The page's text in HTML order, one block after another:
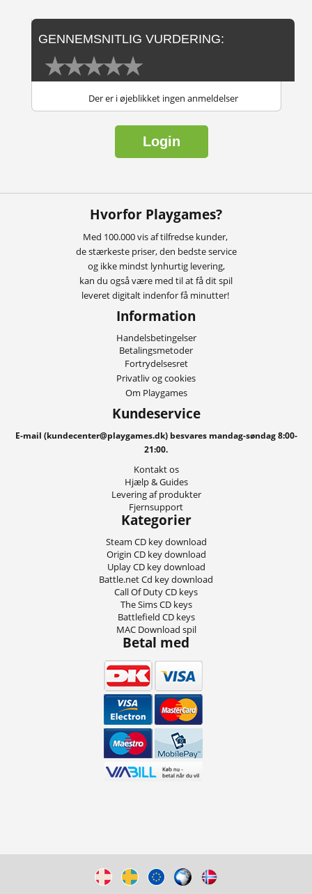
GENNEMSNITLIG VURDERING:
Der er i øjeblikket ingen anmeldelser
Login
Hvorfor Playgames?
Med 100.000 vis af tilfredse kunder,
de stærkeste priser, den bedste service
og ikke mindst lynhurtig levering,
kan du også være med til at få dit spil
leveret digitalt indenfor få minutter!
Information
Handelsbetingelser
Betalingsmetoder
Fortrydelsesret
Privatliv og cookies
Om Playgames
Kundeservice
E-mail (kundecenter@playgames.dk) besvares mandag-søndag 8:00-
21:00.
Kontakt os
Hjælp & Guides
Levering af produkter
Fjernsupport
Kategorier
Steam CD key download
Origin CD key download
Uplay CD key download
Battle.net Cd key download
Call Of Duty CD keys
The Sims CD keys
Battlefield CD keys
MAC Download spil
Betal med